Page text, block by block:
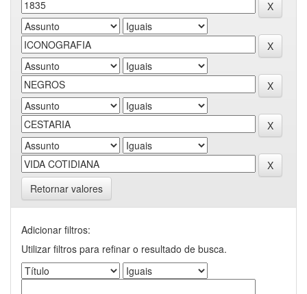
Retornar valores
Adicionar filtros:
Utilizar filtros para refinar o resultado de busca.